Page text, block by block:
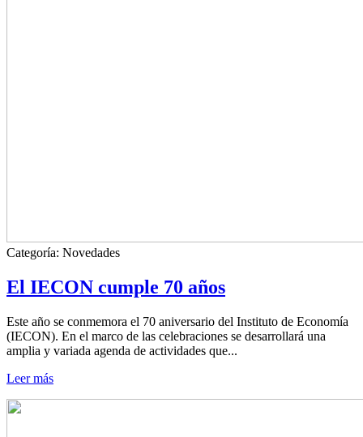
Categoría: Novedades
El IECON cumple 70 años
Este año se conmemora el 70 aniversario del Instituto de Economía
(IECON). En el marco de las celebraciones se desarrollará una
amplia y variada agenda de actividades que...
Leer más